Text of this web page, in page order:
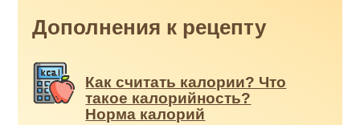
Дополнения к рецепту
Как считать калории? Что
такое калорийность?
Норма калорий